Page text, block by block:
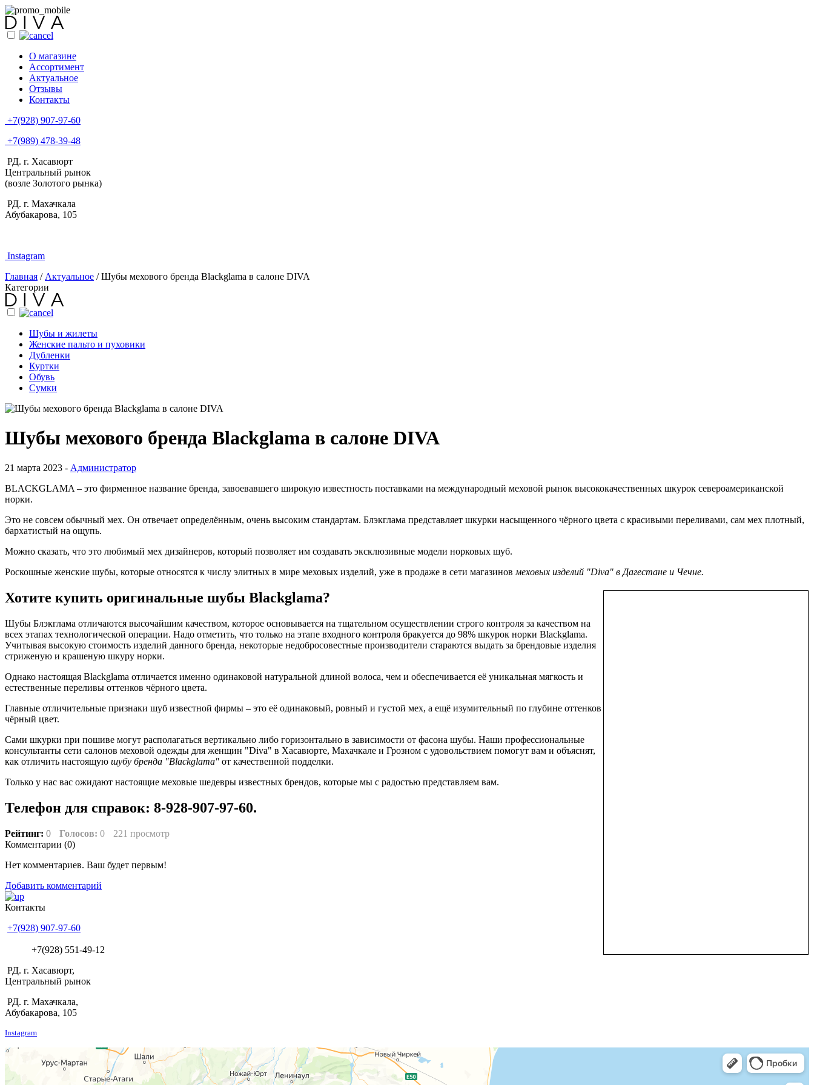
О магазине
Ассортимент
Актуальное
Отзывы
Контакты
+7(928) 907-97-60
+7(989) 478-39-48
РД. г. Хасавюрт
Центральный рынок
(возле Золотого рынка)
РД. г. Махачкала
Абубакарова, 105
Instagram
Главная / Актуальное /Шубы мехового бренда Blackglama в салоне DIVA
Категории
Шубы и жилеты
Женские пальто и пуховики
Дубленки
Куртки
Обувь
Сумки
Шубы мехового бренда Blackglama в салоне DIVA
21 марта 2023 - Администратор
BLACKGLAMA – это фирменное название бренда, завоевавшего широкую известность поставками на международный меховой рынок высококачественных шкурок североамериканской
норки.
Это не совсем обычный мех. Он отвечает определённым, очень высоким стандартам. Блэкглама представляет шкурки насыщенного чёрного цвета с красивыми переливами, сам мех плотный,
бархатистый на ощупь.
Можно сказать, что это любимый мех дизайнеров, который позволяет им создавать эксклюзивные модели норковых шуб.
Роскошные женские шубы, которые относятся к числу элитных в мире меховых изделий, уже в продаже в сети магазинов меховых изделий "Diva" в Дагестане и Чечне.
Хотите купить оригинальные шубы Blackglama?
Шубы Блэкглама отличаются высочайшим качеством, которое основывается на тщательном осуществлении строго контроля за качеством на
всех этапах технологической операции. Надо отметить, что только на этапе входного контроля бракуется до 98% шкурок норки Blackglama.
Учитывая высокую стоимость изделий данного бренда, некоторые недобросовестные производители стараются выдать за брендовые изделия
стриженую и крашеную шкуру норки.
Однако настоящая Blackglama отличается именно одинаковой натуральной длиной волоса, чем и обеспечивается её уникальная мягкость и
естественные переливы оттенков чёрного цвета.
Главные отличительные признаки шуб известной фирмы – это её одинаковый, ровный и густой мех, а ещё изумительный по глубине оттенков
чёрный цвет.
Сами шкурки при пошиве могут располагаться вертикально либо горизонтально в зависимости от фасона шубы. Наши профессиональные
консультанты сети салонов меховой одежды для женщин "Diva" в Хасавюрте, Махачкале и Грозном с удовольствием помогут вам и объяснят,
как отличить настоящую шубу бренда "Blackglama" от качественной подделки.
Только у нас вас ожидают настоящие меховые шедевры известных брендов, которые мы с радостью представляем вам.
Телефон для справок: 8-928-907-97-60.
Рейтинг: 0 Голосов: 0
221 просмотр
Комментарии (0)
Нет комментариев. Ваш будет первым!
Добавить комментарий
Контакты
+7(928) 907-97-60
+7(928) 551-49-12
РД. г. Хасавюрт,
Центральный рынок
РД. г. Махачкала,
Абубакарова, 105
Instagram